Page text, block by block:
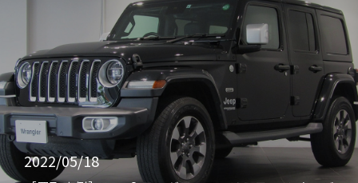
2022/05/18